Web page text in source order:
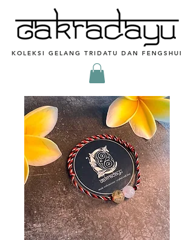
KOLEKSI GELANG TRIDATU DAN FENGSHUI